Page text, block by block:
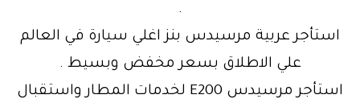
.
استأجر عربية مرسيدس بنز اغلي سيارة في العالم
علي الاطلاق بسعر مخفض وبسيط .
استأجر مرسيدس E200 لخدمات المطار واستقبال